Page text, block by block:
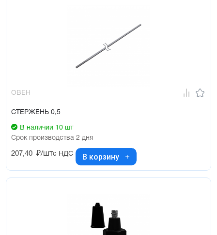
ОВЕН
СТЕРЖЕНЬ 0,5
В наличии 10 шт
Срок производства 2 дня
207,40 ₽/штс НДС В корзину